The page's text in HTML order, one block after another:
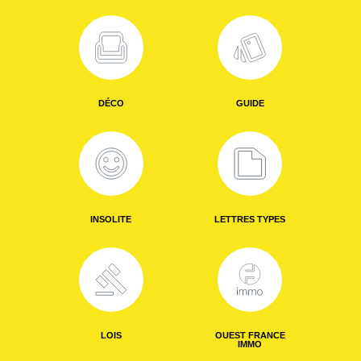
DÉCO GUIDE
INSOLITE LETTRES TYPES
LOIS
OUEST FRANCE
IMMO